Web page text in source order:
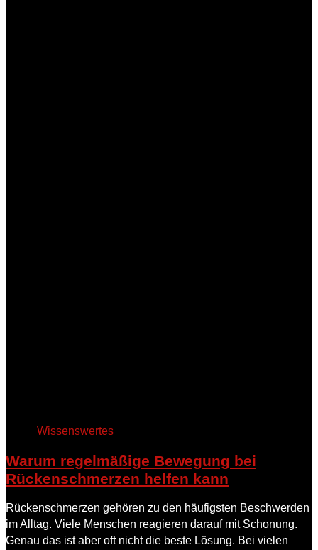
Wissenswertes
Warum regelmäßige Bewegung bei
Rückenschmerzen helfen kann
Rückenschmerzen gehören zu den häufigsten Beschwerden
im Alltag. Viele Menschen reagieren darauf mit Schonung.
Genau das ist aber oft nicht die beste Lösung. Bei vielen